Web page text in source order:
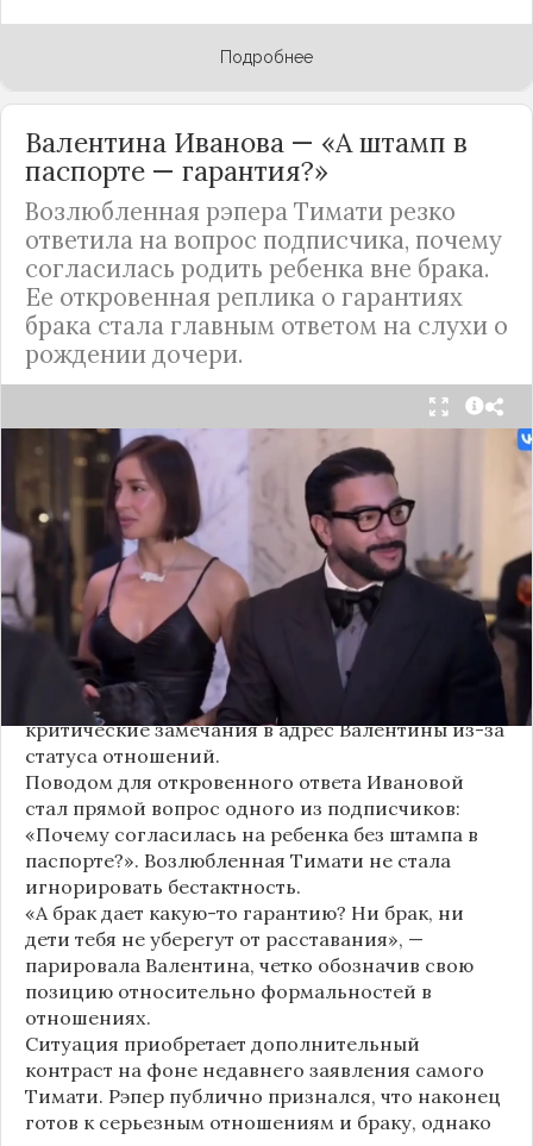
Подробнее
Валентина Иванова — «А штамп в
паспорте — гарантия?»
Возлюбленная рэпера Тимати резко
ответила на вопрос подписчика, почему
согласилась родить ребенка вне брака.
Ее откровенная реплика о гарантиях
брака стала главным ответом на слухи о
рождении дочери.
Валентина Иванова, избранница рэпера Тимати,
публично ответила на бестактный вопрос о
своем решении родить ребенка вне
официального брака. Ее резкая реакция стала
первым косвенным подтверждением слухов о
рождении дочери, ранее распространяемых
изданием «СтарХит».
Хотя сама звездная пара официально не
объявляла о пополнении, поклонники уже
засыпали их поздравлениями. Однако
некоторые комментаторы позволили себе
критические замечания в адрес Валентины из-за
статуса отношений.
Поводом для откровенного ответа Ивановой
стал прямой вопрос одного из подписчиков:
«Почему согласилась на ребенка без штампа в
паспорте?». Возлюбленная Тимати не стала
игнорировать бестактность.
«А брак дает какую-то гарантию? Ни брак, ни
дети тебя не уберегут от расставания», —
парировала Валентина, четко обозначив свою
позицию относительно формальностей в
отношениях.
Ситуация приобретает дополнительный
контраст на фоне недавнего заявления самого
Тимати. Рэпер публично признался, что наконец
готов к серьезным отношениям и браку, однако